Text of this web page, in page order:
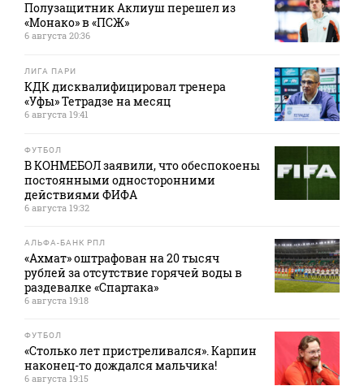
Полузащитник Аклиуш перешел из
«Монако» в «ПСЖ»
6 августа 20:36
ЛИГА ПАРИ
КДК дисквалифицировал тренера
«Уфы» Тетрадзе на месяц
6 августа 19:41
ФУТБОЛ
В КОНМЕБОЛ заявили, что обеспокоены
постоянными односторонними
действиями ФИФА
6 августа 19:32
АЛЬФА-БАНК РПЛ
«Ахмат» оштрафован на 20 тысяч
рублей за отсутствие горячей воды в
раздевалке «Спартака»
6 августа 19:18
ФУТБОЛ
«Столько лет пристреливался». Карпин
наконец-то дождался мальчика!
6 августа 19:15